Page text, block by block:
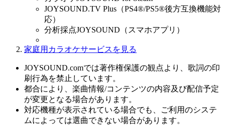
JOYSOUND.TV Plus（PS4®/PS5®後方互換機能対
応）
分析採点JOYSOUND（スマホアプリ）
家庭用カラオケサービスを見る
JOYSOUND.comでは著作権保護の観点より、歌詞の印
刷行為を禁止しています。
都合により、楽曲情報/コンテンツの内容及び配信予定
が変更となる場合があります。
対応機種が表示されている場合でも、ご利用のシステ
ムによっては選曲できない場合があります。